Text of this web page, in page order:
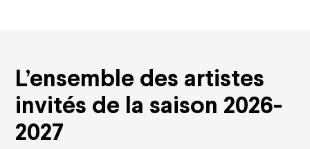
L’ensemble des artistes
invités de la saison 2026-
2027